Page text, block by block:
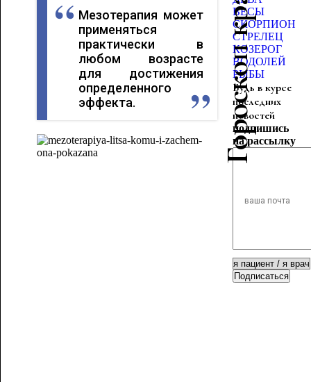
Мезотерапия может
применяться
практически в
любом возрасте
для достижения
определенного
эффекта.
ВЕСЫ
СКОРПИОН
СТРЕЛЕЦ
КОЗЕРОГ
ВОДОЛЕЙ
РЫБЫ
Будь в курсе
последних
новостей
подпишись
на рассылку
Подписаться